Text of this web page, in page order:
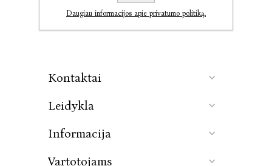
Kontaktai
Leidykla
Informacija
Vartotojams
Daugiau informacijos apie privatumo politiką.